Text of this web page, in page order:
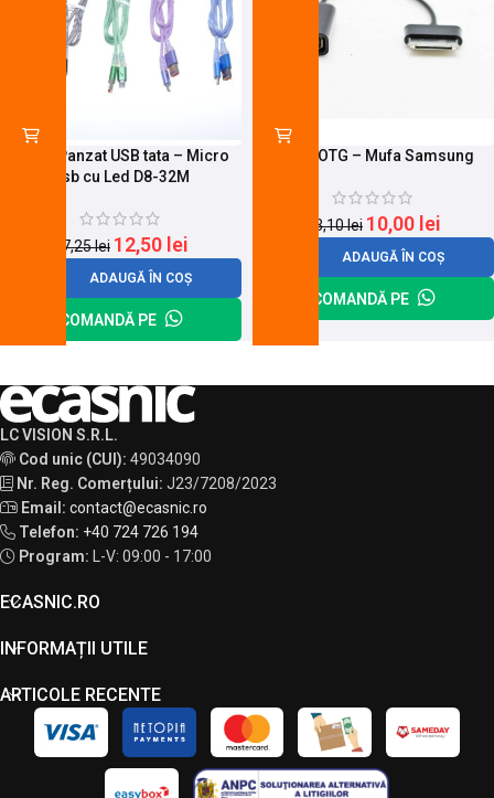
Cablu Panzat USB tata – Micro
Usb cu Led D8-32M
17,25lei 12,50 lei
ADAUGĂ ÎN COȘ
COMANDĂ PE
Cablu OTG – Mufa Samsung
13,10lei 10,00 lei
ADAUGĂ ÎN COȘ
COMANDĂ PE
LC VISION S.R.L.
Cod unic (CUI): 49034090
Nr. Reg. Comerțului: J23/7208/2023
Email: contact@ecasnic.ro
Telefon: +40 724 726 194
Program:
L-V: 09:00 - 17:00
ECASNIC.RO
INFORMAȚII UTILE
ARTICOLE RECENTE